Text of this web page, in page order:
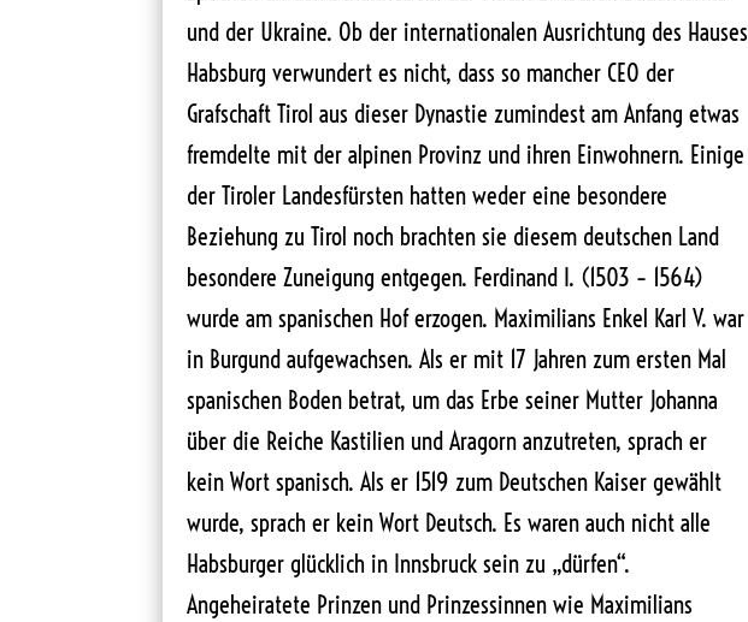
und der Ukraine. Ob der internationalen Ausrichtung des Hauses
Habsburg verwundert es nicht, dass so mancher CEO der
Grafschaft Tirol aus dieser Dynastie zumindest am Anfang etwas
fremdelte mit der alpinen Provinz und ihren Einwohnern. Einige
der Tiroler Landesfürsten hatten weder eine besondere
Beziehung zu Tirol noch brachten sie diesem deutschen Land
besondere Zuneigung entgegen. Ferdinand I. (1503 – 1564)
wurde am spanischen Hof erzogen. Maximilians Enkel Karl V. war
in Burgund aufgewachsen. Als er mit 17 Jahren zum ersten Mal
spanischen Boden betrat, um das Erbe seiner Mutter Johanna
über die Reiche Kastilien und Aragorn anzutreten, sprach er
kein Wort spanisch. Als er 1519 zum Deutschen Kaiser gewählt
wurde, sprach er kein Wort Deutsch. Es waren auch nicht alle
Habsburger glücklich in Innsbruck sein zu „dürfen“.
Angeheiratete Prinzen und Prinzessinnen wie Maximilians